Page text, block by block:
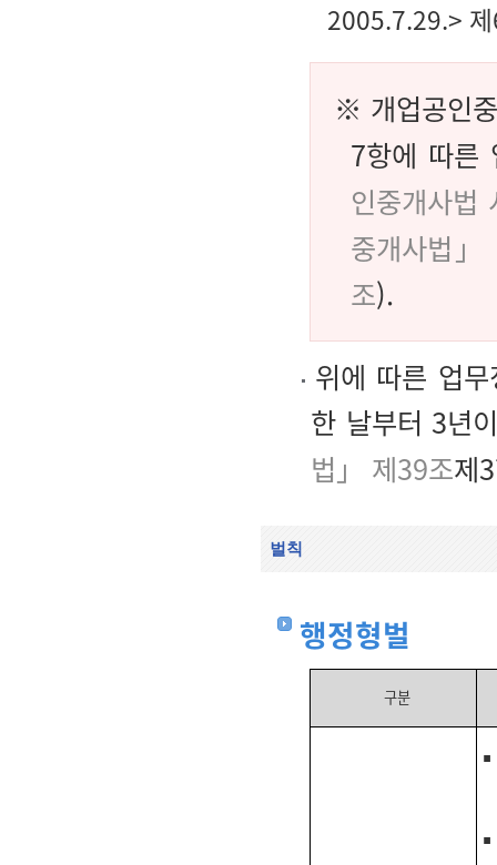
2005.7.29.>
※ 개업공인
7항에 따른
인중개사법
중개사법」
조).
위에 따른 업
한 날부터 3년
법」 제39조제
벌칙
행정형벌
구분